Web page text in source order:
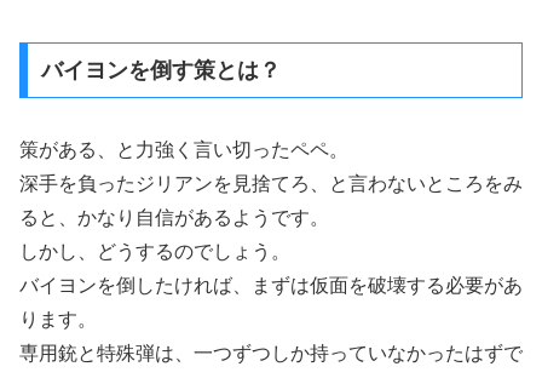
バイヨンを倒す策とは？
策がある、と力強く言い切ったペペ。
深手を負ったジリアンを見捨てろ、と言わないところをみ
ると、かなり自信があるようです。
しかし、どうするのでしょう。
バイヨンを倒したければ、まずは仮面を破壊する必要があ
ります。
専用銃と特殊弾は、一つずつしか持っていなかったはずで